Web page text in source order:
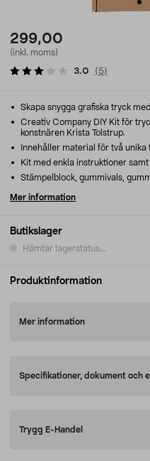
299,00
(inkl. moms)
3.0 ( 5)
Butikslager
Hämtar lagerstatus...
Skapa snygga grafiska tryck
Creativ Company DIY Kit för
konstnären Krista Tolstrup.
Innehåller material för två
Kit med enkla instruktioner
Stämpelblock, gummivals,
Mer information
Produktinformation
Mer information
Specifikationer, dokument och
Trygg E-Handel